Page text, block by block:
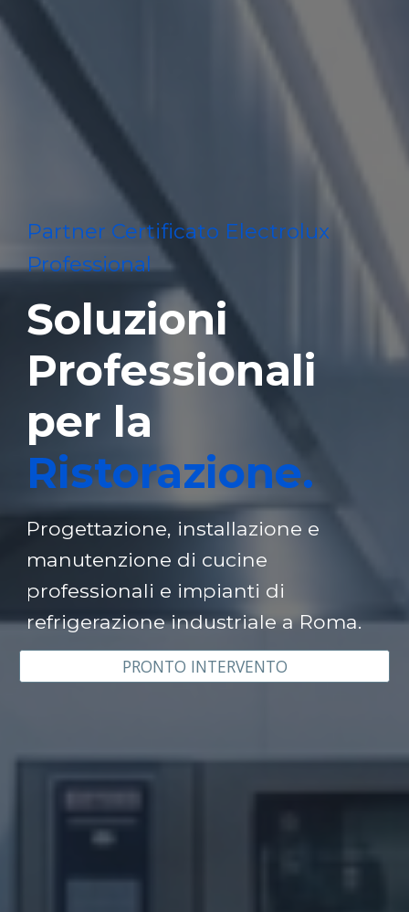
Partner Certificato Electrolux
Professional
Soluzioni
Professionali
per la
Ristorazione.
Progettazione, installazione e
manutenzione di cucine
professionali e impianti di
refrigerazione industriale a Roma.
PRONTO INTERVENTO